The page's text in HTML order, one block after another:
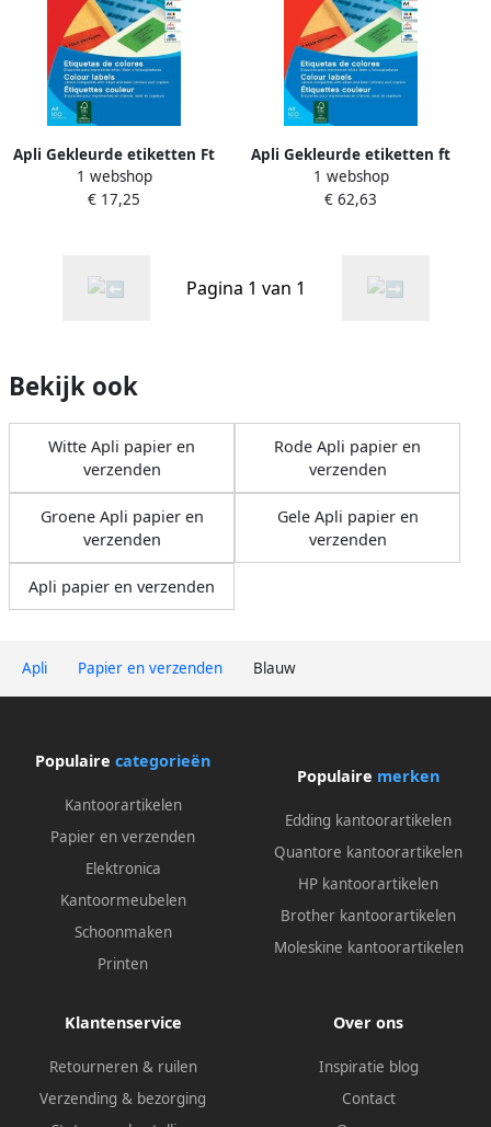
Apli Papier en verzenden Blauw
Apli Gekleurde etiketten Ft
105 x 148 mm(b x h ) blauw
80 stuks 4 per blad etui van
1 webshop
€ 17,25
Apli Gekleurde etiketten ft
105 x 37 mm(b x h ) blauw
1.600 stuks 16 per blad
1 webshop
€ 62,63
Pagina 1 van 1
Bekijk ook
Witte Apli papier en
verzenden
Rode Apli papier en
verzenden
Groene Apli papier en
verzenden
Gele Apli papier en
verzenden
Apli papier en verzenden
Populaire categorieën
Kantoorartikelen
Papier en verzenden
Elektronica
Kantoormeubelen
Schoonmaken
Printen
Populaire merken
Edding kantoorartikelen
Quantore kantoorartikelen
HP kantoorartikelen
Brother kantoorartikelen
Moleskine kantoorartikelen
Klantenservice
Retourneren & ruilen
Verzending & bezorging
Over ons
Inspiratie blog
Contact